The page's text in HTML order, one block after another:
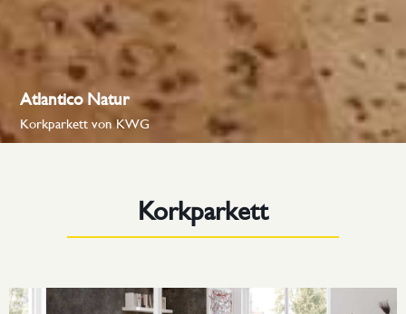
Atlantico Natur
Korkparkett von KWG
Korkparkett